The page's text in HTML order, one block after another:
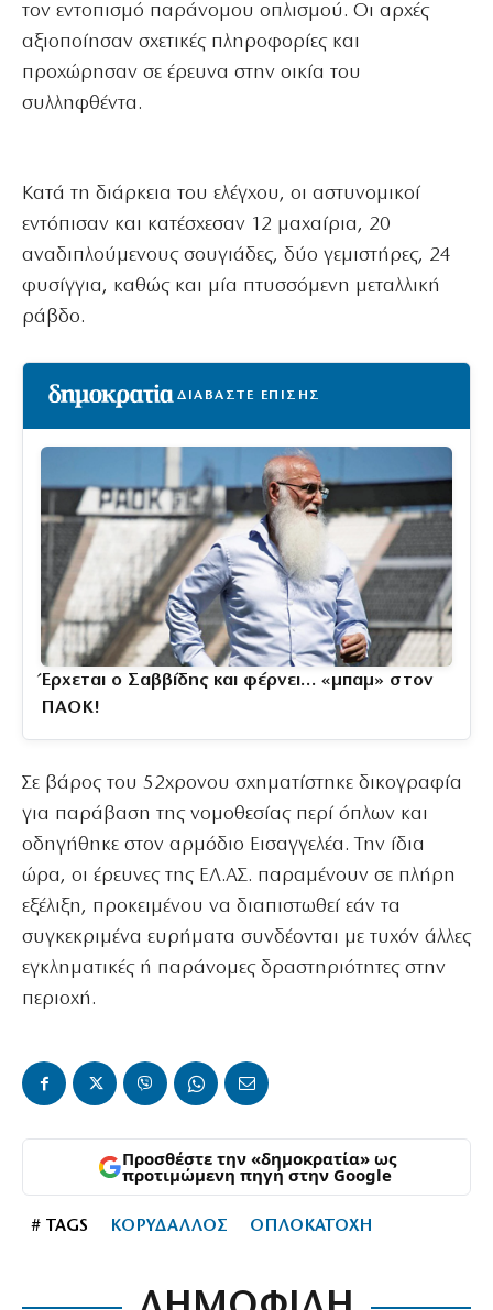
τον εντοπισμό παράνομου οπλισμού. Οι αρχές
αξιοποίησαν σχετικές πληροφορίες και
προχώρησαν σε έρευνα στην οικία του
συλληφθέντα.
Κατά τη διάρκεια του ελέγχου, οι αστυνομικοί
εντόπισαν και κατέσχεσαν 12 μαχαίρια, 20
αναδιπλούμενους σουγιάδες, δύο γεμιστήρες, 24
φυσίγγια, καθώς και μία πτυσσόμενη μεταλλική
ράβδο.
ΔΙΑΒΑΣΤΕ ΕΠΙΣΗΣ
Έρχεται ο Σαββίδης και φέρνει… «μπαμ» στον
ΠΑΟΚ!
Σε βάρος του 52χρονου σχηματίστηκε δικογραφία
για παράβαση της νομοθεσίας περί όπλων και
οδηγήθηκε στον αρμόδιο Εισαγγελέα. Την ίδια
ώρα, οι έρευνες της ΕΛ.ΑΣ. παραμένουν σε πλήρη
εξέλιξη, προκειμένου να διαπιστωθεί εάν τα
συγκεκριμένα ευρήματα συνδέονται με τυχόν άλλες
εγκληματικές ή παράνομες δραστηριότητες στην
περιοχή.
Προσθέστε την «δημοκρατία» ως
προτιμώμενη πηγή στην Google
# TAGS ΚΟΡΥΔΑΛΛΟΣ ΟΠΛΟΚΑΤΟΧΗ